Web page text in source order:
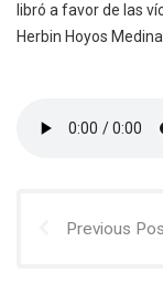
libró a favor de las
Herbin Hoyos Medina.
Previous